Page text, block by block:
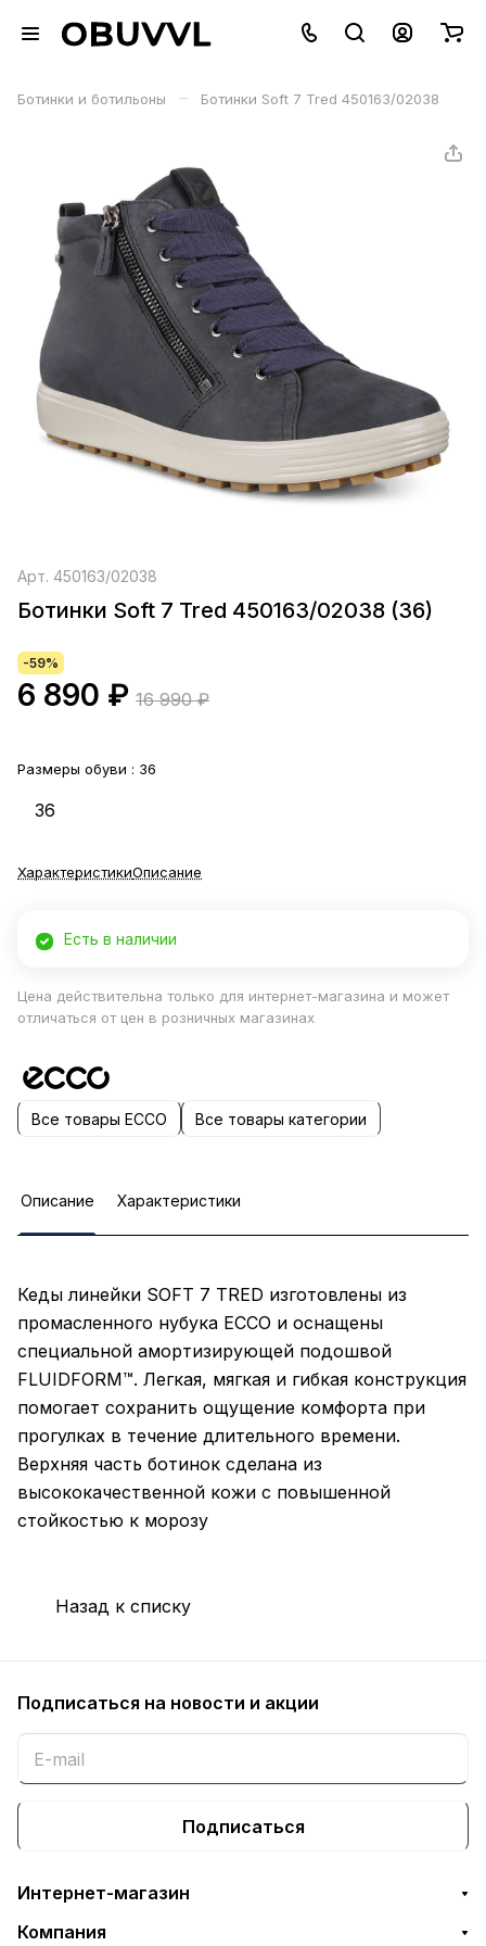
Ботинки и ботильоны – Ботинки Soft 7 Tred 450163/02038
Арт. 450163/02038
Ботинки Soft 7 Tred 450163/02038 (36)
-59%
6 890 ₽ 16 990 ₽
Размеры обуви : 36
36
ХарактеристикиОписание
Есть в наличии
Цена действительна только для интернет-магазина и может
отличаться от цен в розничных магазинах
Все товары ECCO Все товары категории
Описание Характеристики
Кеды линейки SOFT 7 TRED изготовлены из
промасленного нубука ECCO и оснащены
специальной амортизирующей подошвой
FLUIDFORM™. Легкая, мягкая и гибкая конструкция
помогает сохранить ощущение комфорта при
прогулках в течение длительного времени.
Верхняя часть ботинок сделана из
высококачественной кожи с повышенной
стойкостью к морозу
Назад к списку
Подписаться на новости и акции
Подписаться
Интернет-магазин
Компания